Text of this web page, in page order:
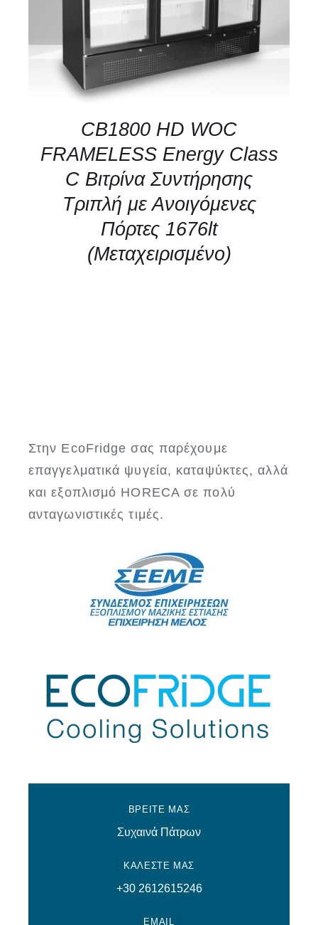
CB1800 HD WOC
FRAMELESS Energy Class
C Βιτρίνα Συντήρησης
Τριπλή με Ανοιγόμενες
Πόρτες 1676lt
(Μεταχειρισμένο)
Στην EcoFridge σας παρέχουμε
επαγγελματικά ψυγεία, καταψύκτες, αλλά
και εξοπλισμό HORECA σε πολύ
ανταγωνιστικές τιμές.
ΒΡΕΙΤΕ ΜΑΣ
Συχαινά Πάτρων
ΚΑΛΕΣΤΕ ΜΑΣ
+30 2612615246
EMAIL